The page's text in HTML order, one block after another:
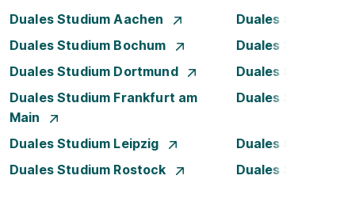
Duales Studium Aachen
Duales Studium
Duales Studium Bochum
Duales Studium
Duales Studium Dortmund
Duales Studium
Duales Studium Frankfurt am
Main
Duales Studium
Duales Studium Leipzig
Duales Studium
Duales Studium Rostock
Duales Studium